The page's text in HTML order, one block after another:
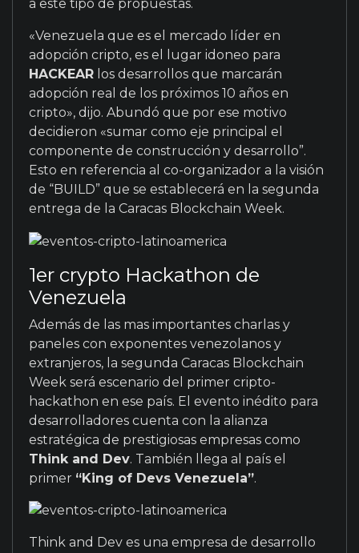
a este tipo de propuestas.
«Venezuela que es el mercado líder en
adopción cripto, es el lugar idoneo para
HACKEAR los desarrollos que marcarán
adopción real de los próximos 10 años en
cripto», dijo. Abundó que por ese motivo
decidieron «sumar como eje principal el
componente de construcción y desarrollo”.
Esto en referencia al co-organizador a la visión
de “BUILD” que se establecerá en la segunda
entrega de la Caracas Blockchain Week.
1er crypto Hackathon de
Venezuela
Además de las mas importantes charlas y
paneles con exponentes venezolanos y
extranjeros, la segunda Caracas Blockchain
Week será escenario del primer cripto-
hackathon en ese país. El evento inédito para
desarrolladores cuenta con la alianza
estratégica de prestigiosas empresas como
Think and Dev. También llega al país el
primer “King of Devs Venezuela”.
Think and Dev es una empresa de desarrollo